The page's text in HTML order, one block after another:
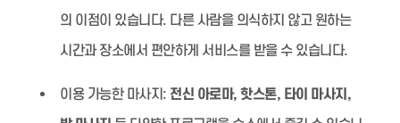
의 이점이 있습니다. 다른 사람을 의식하지 않고 원하는
시간과 장소에서 편안하게 서비스를 받을 수 있습니다.
이용 가능한 마사지: 전신 아로마, 핫스톤, 타이 마사지,